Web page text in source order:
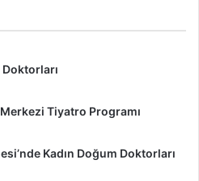
Tiyatro Programı
Kadın Doğum Doktorları